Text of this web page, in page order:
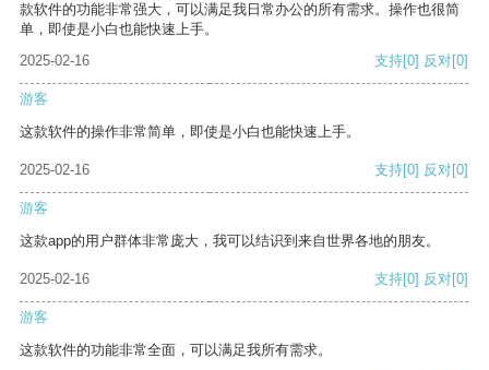
款软件的功能非常强大，可以满足我日常办公的所有需求。操作也很简
单，即使是小白也能快速上手。
2025-02-16
支持[0] 反对[0]
游客
这款软件的操作非常简单，即使是小白也能快速上手。
2025-02-16 支持[0] 反对[0]
游客
这款app的用户群体非常庞大，我可以结识到来自世界各地的朋友。
2025-02-16 支持[0] 反对[0]
游客
这款软件的功能非常全面，可以满足我所有需求。